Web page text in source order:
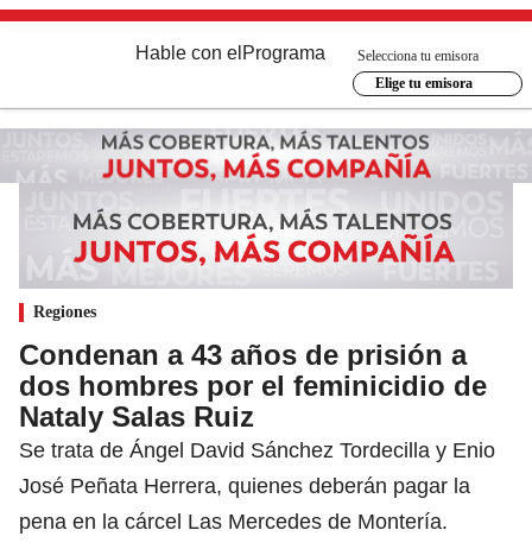
Hable con el Programa
Selecciona tu emisora
Elige tu emisora
Regiones
Condenan a 43 años de prisión a
dos hombres por el feminicidio de
Nataly Salas Ruiz
Se trata de Ángel David Sánchez Tordecilla y Enio
José Peñata Herrera, quienes deberán pagar la
pena en la cárcel Las Mercedes de Montería.